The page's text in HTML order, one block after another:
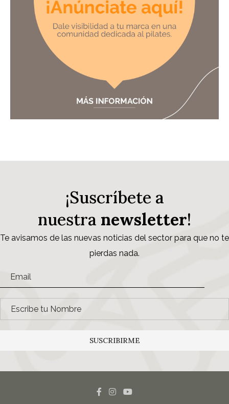
¡Suscríbete a
nuestra newsletter!
Te avisamos de las nuevas noticias del sector para que no te
pierdas nada.
SUSCRIBIRME